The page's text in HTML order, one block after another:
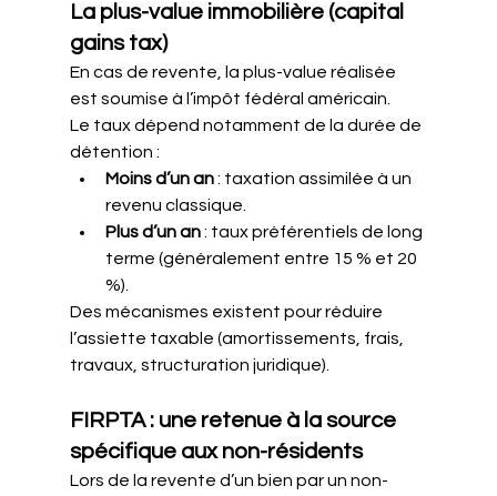
La plus-value immobilière (capital
gains tax)
En cas de revente, la plus-value réalisée
est soumise à l’impôt fédéral américain.
Le taux dépend notamment de la durée de
détention :
Moins d’un an : taxation assimilée à un
revenu classique.
Plus d’un an : taux préférentiels de long
terme (généralement entre 15 % et 20
%).
Des mécanismes existent pour réduire
l’assiette taxable (amortissements, frais,
travaux, structuration juridique).
FIRPTA : une retenue à la source
spécifique aux non-résidents
Lors de la revente d’un bien par un non-